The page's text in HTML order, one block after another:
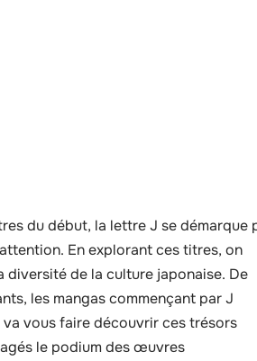
du début, la lettre J se démarque
En explorant ces titres, on
de la culture japonaise. De
les mangas commençant par J
vous faire découvrir ces trésors
le podium des œuvres